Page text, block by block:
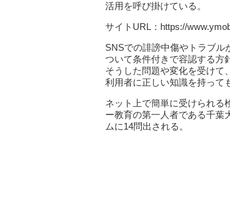
活用を呼び掛けている。
サイトURL：https://
SNSでの誹謗中傷やトラブル
ついて条件付きで容認する方
そうした問題や変化を受けて
利用者に正しい知識を持って
ネット上で簡単に受けられる
ー教育の第一人者である千葉
ムに14問出される。